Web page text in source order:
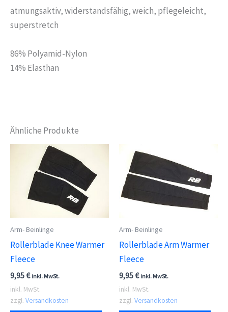
atmungsaktiv, widerstandsfähig, weich, pflegeleicht,
superstretch
86% Polyamid-Nylon
14% Elasthan
Ähnliche Produkte
Arm- Beinlinge
Rollerblade Knee Warmer
Fleece
9,95€ inkl. MwSt.
inkl. MwSt.
zzgl. Versandkosten
Arm- Beinlinge
Rollerblade Arm Warmer
Fleece
9,95€ inkl. MwSt.
inkl. MwSt.
zzgl. Versandkosten